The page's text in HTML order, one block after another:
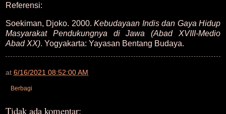
Referensi:
Soekiman, Djoko. 2000.Kebudayaan Indis dan Gaya Hidup
Masyarakat Pendukungnya di Jawa (Abad XVIII-Medio
Abad XX). Yogyakarta: Yayasan Bentang Budaya.
at 6/16/2021 08:52:00 AM
Berbagi
Tidak ada komentar: